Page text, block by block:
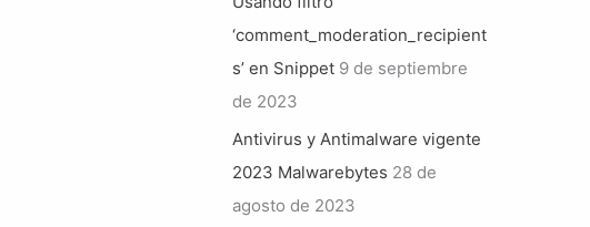
‘comment_moderation_recipient
s’ en Snippet 9 de septiembre
de 2023
Antivirus y Antimalware vigente
2023 Malwarebytes 28 de
agosto de 2023